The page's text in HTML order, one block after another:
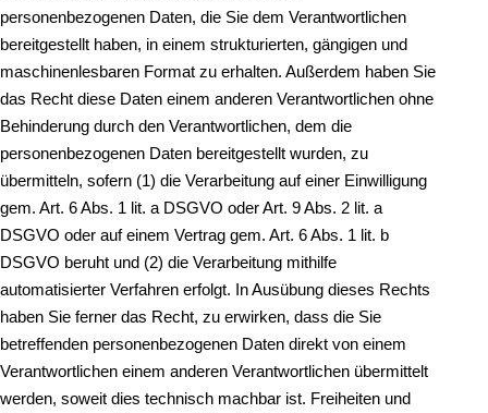
personenbezogenen Daten, die Sie dem Verantwortlichen
bereitgestellt haben, in einem strukturierten, gängigen und
maschinenlesbaren Format zu erhalten. Außerdem haben Sie
das Recht diese Daten einem anderen Verantwortlichen ohne
Behinderung durch den Verantwortlichen, dem die
personenbezogenen Daten bereitgestellt wurden, zu
übermitteln, sofern (1) die Verarbeitung auf einer Einwilligung
gem. Art. 6 Abs. 1 lit. a DSGVO oder Art. 9 Abs. 2 lit. a
DSGVO oder auf einem Vertrag gem. Art. 6 Abs. 1 lit. b
DSGVO beruht und (2) die Verarbeitung mithilfe
automatisierter Verfahren erfolgt. In Ausübung dieses Rechts
haben Sie ferner das Recht, zu erwirken, dass die Sie
betreffenden personenbezogenen Daten direkt von einem
Verantwortlichen einem anderen Verantwortlichen übermittelt
werden, soweit dies technisch machbar ist. Freiheiten und